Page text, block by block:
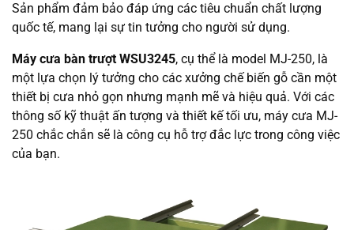
Sản phẩm đảm bảo đáp ứng các tiêu chuẩn chất lượng
quốc tế, mang lại sự tin tưởng cho người sử dụng.
Máy cưa bàn trượt WSU3245, cụ thể là model MJ-250, là
một lựa chọn lý tưởng cho các xưởng chế biến gỗ cần một
thiết bị cưa nhỏ gọn nhưng mạnh mẽ và hiệu quả. Với các
thông số kỹ thuật ấn tượng và thiết kế tối ưu, máy cưa MJ-
250 chắc chắn sẽ là công cụ hỗ trợ đắc lực trong công việc
của bạn.